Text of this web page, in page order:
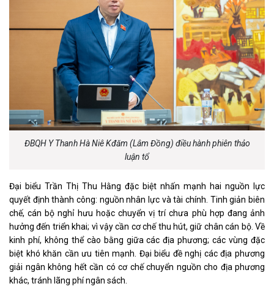
ĐBQH Y Thanh Hà Niê Kđăm (Lâm Đồng) điều hành phiên thảo
luận tổ
Đại biểu Trần Thị Thu Hằng đặc biệt nhấn mạnh hai nguồn lực
quyết định thành công: nguồn nhân lực và tài chính. Tinh giản biên
chế, cán bộ nghỉ hưu hoặc chuyển vị trí chưa phù hợp đang ảnh
hưởng đến triển khai; vì vậy cần cơ chế thu hút, giữ chân cán bộ. Về
kinh phí, không thể cào bằng giữa các địa phương; các vùng đặc
biệt khó khăn cần ưu tiên mạnh. Đại biểu đề nghị các địa phương
giải ngân không hết cần có cơ chế chuyển nguồn cho địa phương
khác, tránh lãng phí ngân sách.